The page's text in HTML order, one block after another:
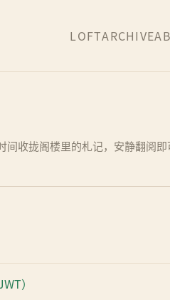
LOFTARCHIVE
间收拢阁楼里的札记，安静翻阅即
）